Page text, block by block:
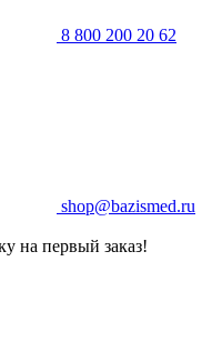
8 800 200 20 62
shop@bazismed.ru
на первый заказ!